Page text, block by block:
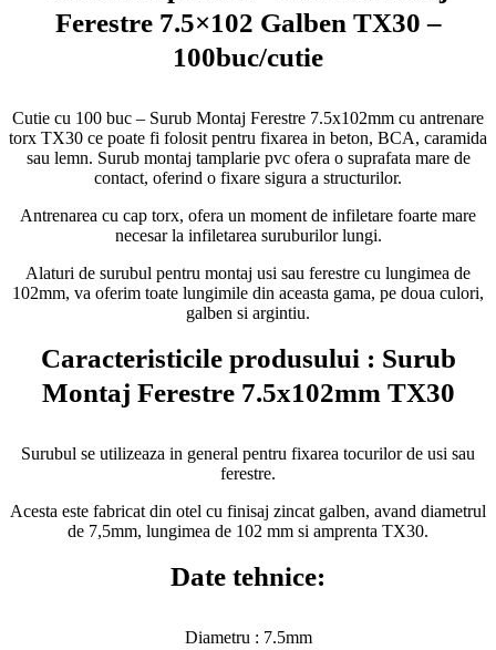
Ferestre 7.5×102 Galben TX30 –
100buc/cutie
Cutie cu 100 buc – Surub Montaj Ferestre 7.5x102mm cu antrenare
torx TX30 ce poate fi folosit pentru fixarea in beton, BCA, caramida
sau lemn. Surub montaj tamplarie pvc ofera o suprafata mare de
contact, oferind o fixare sigura a structurilor.
Antrenarea cu cap torx, ofera un moment de infiletare foarte mare
necesar la infiletarea suruburilor lungi.
Alaturi de surubul pentru montaj usi sau ferestre cu lungimea de
102mm, va oferim toate lungimile din aceasta gama, pe doua culori,
galben si argintiu.
Caracteristicile produsului : Surub
Montaj Ferestre 7.5x102mm TX30
Surubul se utilizeaza in general pentru fixarea tocurilor de usi sau
ferestre.
Acesta este fabricat din otel cu finisaj zincat galben, avand diametrul
de 7,5mm, lungimea de 102 mm si amprenta TX30.
Date tehnice:
Diametru : 7.5mm